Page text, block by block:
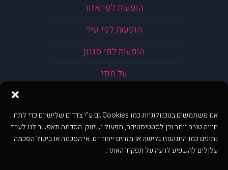
אנו משתמשים בטכנולוגיות כמו Cookies גם ע"י צדדים שלישיים כדי לתת
חוויה טובה יותר וכן לסטטיסטיקה, תפעול ושיווק. הסכמה תאפשר לנו לעבד
נתונים כמו התנהגות גלישה או מזהים ייחודיים. אי־הסכמה או ביטול הסכמה
עלולים להשפיע לרעה על תפקוד האתר.
הופעות לפי אזור
הופעות לפי עיר
הופעות לפי סגנון
על מוזי